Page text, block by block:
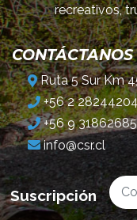
recreativos,
CONTÁCTANOS
Ruta 5 Sur Km
+56 2
+56 9 31862685
info@csr.cl
Suscripción